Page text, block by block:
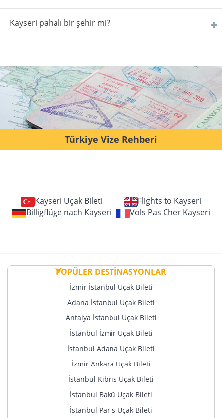
Kayseri pahalı bir şehir mi?
Türkiye Vize Rehberi
Kayseri Uçak Bileti
Flights to Kayseri
Billigflüge nach Kayseri
Vols Pas Cher Kayseri
POPÜLER DESTİNASYONLAR
İzmir İstanbul Uçak Bileti
Adana İstanbul Uçak Bileti
Antalya İstanbul Uçak Bileti
İstanbul İzmir Uçak Bileti
İstanbul Adana Uçak Bileti
İzmir Ankara Uçak Bileti
İstanbul Kıbrıs Uçak Bileti
İstanbul Bakü Uçak Bileti
İstanbul Paris Uçak Bileti